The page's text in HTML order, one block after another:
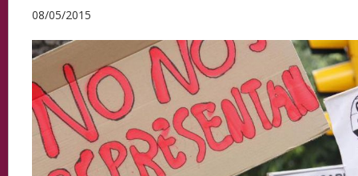
08/05/2015